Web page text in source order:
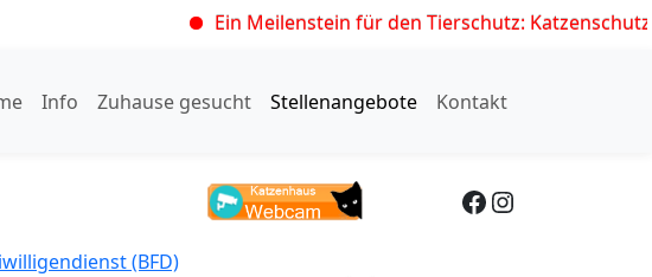
Ein Meilenstein für den Tierschutz:
Info Zuhause gesucht Stellenangebote Kontakt
(BFD)
Facebook Instagram